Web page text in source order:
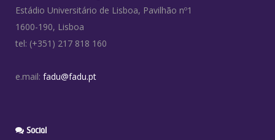
Estádio Universitário de Lisboa, Pavilhão nº1
1600-190, Lisboa
tel: (+351) 217 818 160
e.mail: fadu@fadu.pt
Social